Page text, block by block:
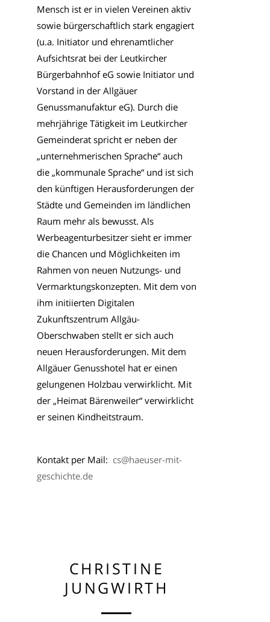
Mensch ist er in vielen Vereinen aktiv
sowie bürgerschaftlich stark engagiert
(u.a. Initiator und ehrenamtlicher
Aufsichtsrat bei der Leutkircher
Bürgerbahnhof eG sowie Initiator und
Vorstand in der Allgäuer
Genussmanufaktur eG). Durch die
mehrjährige Tätigkeit im Leutkircher
Gemeinderat spricht er neben der
„unternehmerischen Sprache“ auch
die „kommunale Sprache“ und ist sich
den künftigen Herausforderungen der
Städte und Gemeinden im ländlichen
Raum mehr als bewusst. Als
Werbeagenturbesitzer sieht er immer
die Chancen und Möglichkeiten im
Rahmen von neuen Nutzungs- und
Vermarktungskonzepten. Mit dem von
ihm initiierten Digitalen
Zukunftszentrum Allgäu-
Oberschwaben stellt er sich auch
neuen Herausforderungen. Mit dem
Allgäuer Genusshotel hat er einen
gelungenen Holzbau verwirklicht. Mit
der „Heimat Bärenweiler“ verwirklicht
er seinen Kindheitstraum.
Kontakt per Mail: cs@haeuser-mit-
geschichte.de
CHRISTINE
JUNGWIRTH